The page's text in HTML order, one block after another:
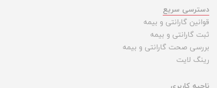
دسترسی سریع
قوانین گارانتی و بیمه
ثبت گارانتی و بیمه
بررسی صحت گارانتی و بیمه
رینگ لایت